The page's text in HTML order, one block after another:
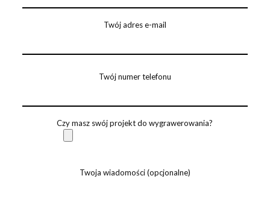
Twój adres e-mail
Twój numer telefonu
Czy masz swój projekt do wygrawerowania?
Twoja wiadomości (opcjonalne)